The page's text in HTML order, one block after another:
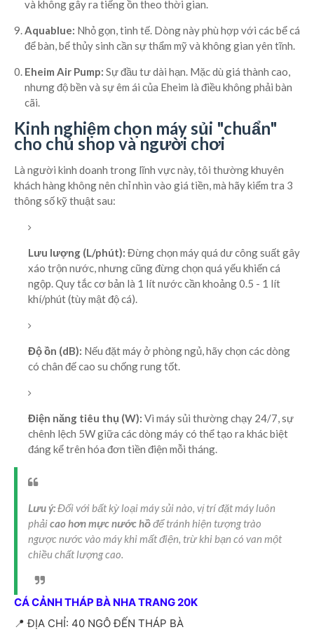
và không gây ra tiếng ồn theo thời gian.
Aquablue: Nhỏ gọn, tinh tế. Dòng này phù hợp với các bể cá
để bàn, bể thủy sinh cần sự thẩm mỹ và không gian yên tĩnh.
Eheim Air Pump: Sự đầu tư dài hạn. Mặc dù giá thành cao,
nhưng độ bền và sự êm ái của Eheim là điều không phải bàn
cãi.
Kinh nghiệm chọn máy sủi "chuẩn"
cho chủ shop và người chơi
Là người kinh doanh trong lĩnh vực này, tôi thường khuyên
khách hàng không nên chỉ nhìn vào giá tiền, mà hãy kiểm tra 3
thông số kỹ thuật sau:
Lưu lượng (L/phút): Đừng chọn máy quá dư công suất gây
xáo trộn nước, nhưng cũng đừng chọn quá yếu khiến cá
ngộp. Quy tắc cơ bản là 1 lít nước cần khoảng 0.5 - 1 lít
khí/phút (tùy mật độ cá).
Độ ồn (dB): Nếu đặt máy ở phòng ngủ, hãy chọn các dòng
có chân đế cao su chống rung tốt.
Điện năng tiêu thụ (W): Vì máy sủi thường chạy 24/7, sự
chênh lệch 5W giữa các dòng máy có thể tạo ra khác biệt
đáng kể trên hóa đơn tiền điện mỗi tháng.
Lưu ý:Đối với bất kỳ loại máy sủi nào, vị trí đặt máy luôn
phảicao hơn mực nước hồđể tránh hiện tượng trào
ngược nước vào máy khi mất điện, trừ khi bạn có van một
chiều chất lượng cao.
CÁ CẢNH THÁP BÀ NHA TRANG 20K
📍 ĐỊA CHỈ: 40 NGÔ ĐẾN THÁP BÀ